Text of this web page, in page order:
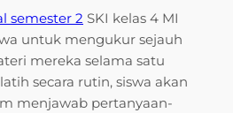
semester 2 SKI kelas 4 MI
untuk mengukur sejauh
mereka selama satu
secara rutin, siswa akan
menjawab pertanyaan-